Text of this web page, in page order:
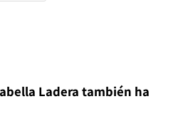
Ladera también ha